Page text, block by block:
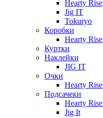
Hearty Rise
Jig IT
Tokuryo
Коробки
Hearty Rise
Куртки
Наклейки
JIG IT
Очки
Hearty Rise
Подсачеки
Hearty Rise
Jig It